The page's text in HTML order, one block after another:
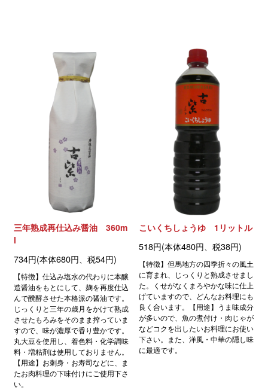
三年熟成再仕込み醤油 360m
l
734円(本体680円、税54円)
【特徴】仕込み塩水の代わりに本醸
造醤油をもとにして、麹を再度仕込
んで醗酵させた本格派の醤油です。
じっくりと三年の歳月をかけて熟成
させたもろみをそのまま搾っていま
すので、味が濃厚で香り豊かです。
丸大豆を使用し、着色料・化学調味
料・増粘剤は使用しておりません。
【用途】お刺身・お寿司などに、ま
たお肉料理の下味付けにご使用下さ
い。
こいくちしょうゆ 1リットル
518円(本体480円、税38円)
【特徴】但馬地方の四季折々の風土
に育まれ、じっくりと熟成させまし
た。くせがなくまろやかな味に仕上
げていますので、どんなお料理にも
良く合います。【用途】うま味成分
が多いので、魚の煮付け・肉じゃが
などコクを出したいお料理にお使い
下さい。また、洋風・中華の隠し味
に最適です。